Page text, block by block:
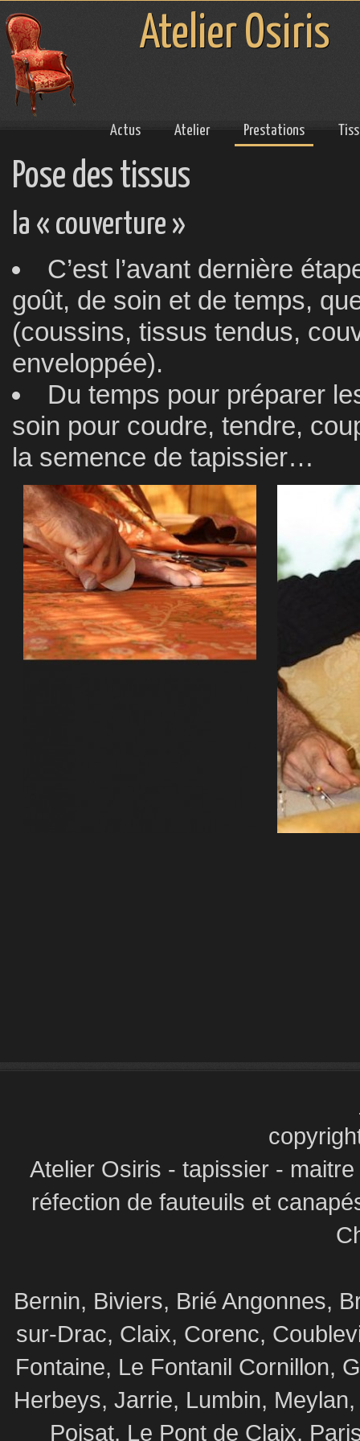
Atelier Osiris
Actus Atelier Prestations
Pose des tissus
la « couverture »
C’est l’avant dernière
goût, de soin et de temps,
(coussins, tissus tendus,
enveloppée).
Du temps pour préparer
soin pour coudre, tendre,
la semence de tapissier…
Atelier Osiris - tapissier -
réfection de fauteuils et
Bernin, Biviers, Brié Angonnes,
sur-Drac, Claix, Corenc,
Fontaine, Le Fontanil Cornillon,
Herbeys, Jarrie, Lumbin,
Poisat, Le Pont de Claix,